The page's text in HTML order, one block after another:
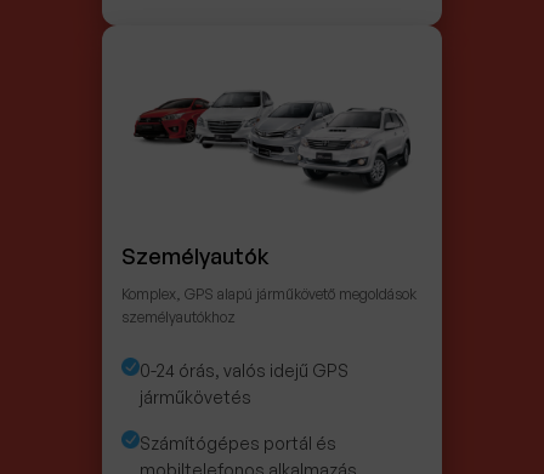
Személyautók
Komplex, GPS alapú járműkövető megoldások
személyautókhoz
0-24 órás, valós idejű GPS
járműkövetés
Számítógépes portál és
mobiltelefonos alkalmazás